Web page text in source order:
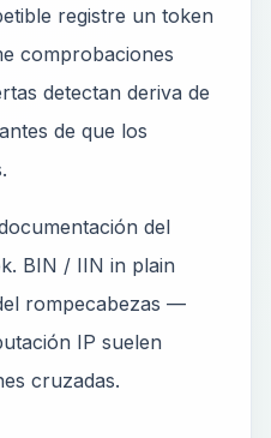
registre un token
comprobaciones
detectan deriva de
de que los
del
BIN / IIN in plain
rompecabezas —
IP suelen
cruzadas.